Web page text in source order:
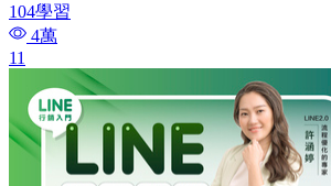
104學習
4萬
11